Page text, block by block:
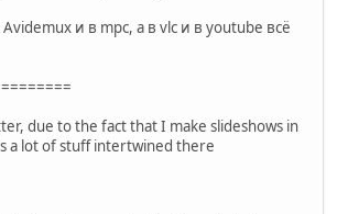
и в mpc, а в vlc и в youtube всё
due to the fact that I make slideshows in
a lot of stuff intertwined there